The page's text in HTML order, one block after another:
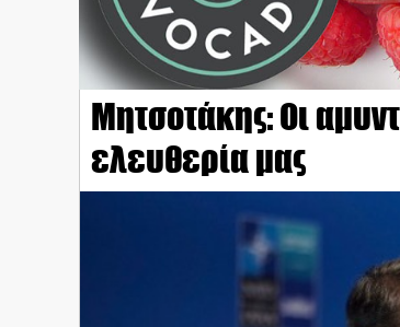
Μητσοτάκης: Οι
ελευθερία μας